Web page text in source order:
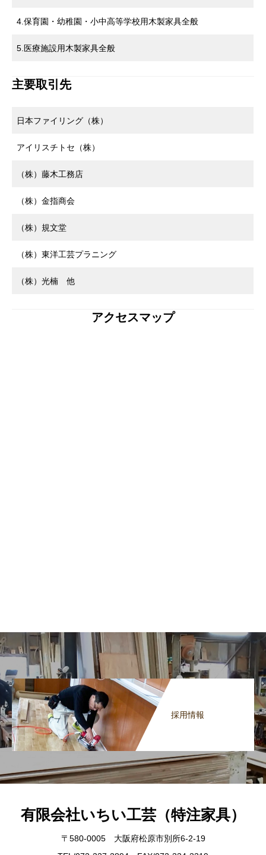
4.保育園・幼稚園・小中高等学校用木製家具全般
5.医療施設用木製家具全般
主要取引先
日本ファイリング（株）
アイリスチトセ（株）
（株）藤木工務店
（株）金指商会
（株）規文堂
（株）東洋工芸プラニング
（株）光楠 他
アクセスマップ
採用情報
有限会社いちい工芸（特注家具）
〒580-0005 大阪府松原市別所6-2-19